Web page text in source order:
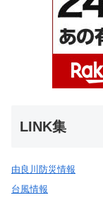
LINK集
由良川防災情報
台風情報